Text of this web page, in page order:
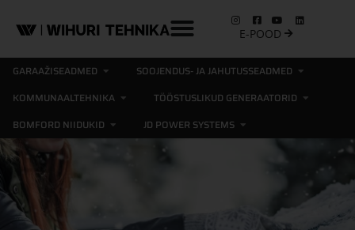
E-POOD
GARAAŽISEADMED
SOOJENDUS- JA JAHUTUSSEADMED
KOMMUNAALTEHNIKA
TÖÖSTUSLIKUD GENERAATORID
BOMFORD NIIDUKID
JD POWER SYSTEMS